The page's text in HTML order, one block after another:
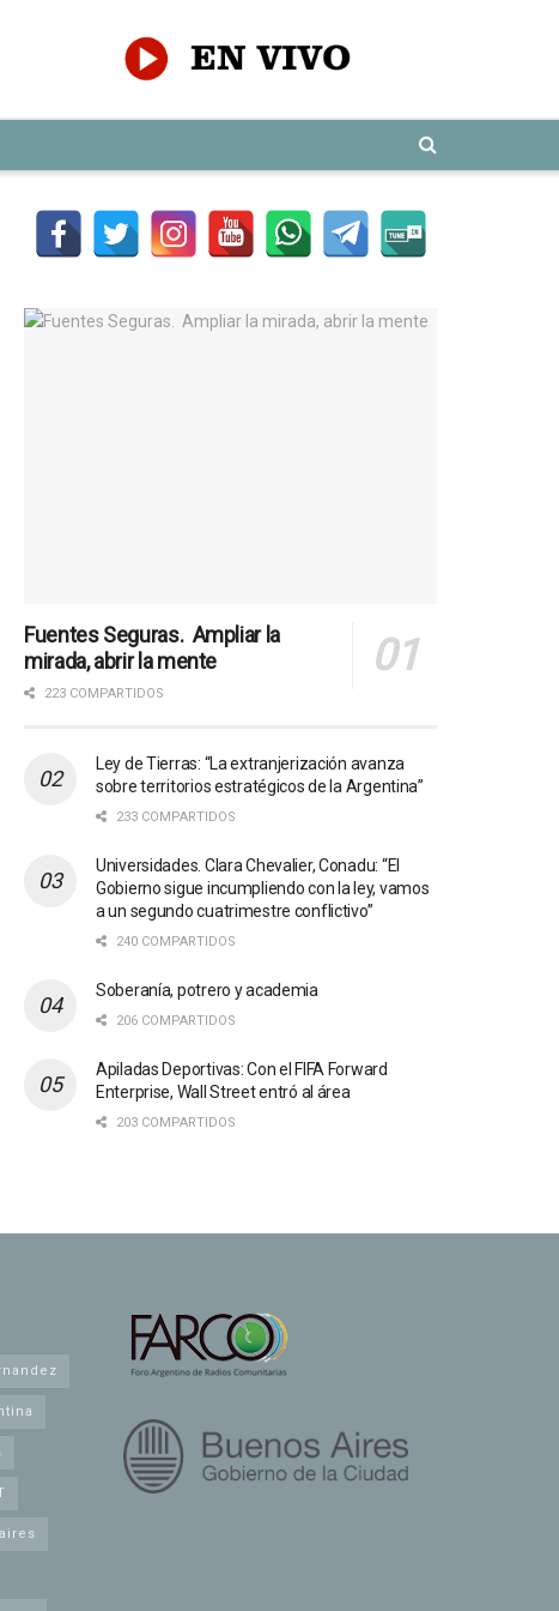
Fuentes Seguras. Ampliar la
mirada, abrir la mente
223 COMPARTIDOS
Ley de Tierras: “La extranjerización avanza
sobre territorios estratégicos de la Argentina”
233 COMPARTIDOS
Universidades. Clara Chevalier, Conadu: “El
Gobierno sigue incumpliendo con la ley, vamos
a un segundo cuatrimestre conflictivo”
240 COMPARTIDOS
Soberanía, potrero y academia
206 COMPARTIDOS
Apiladas Deportivas: Con el FIFA Forward
Enterprise, Wall Street entró al área
203 COMPARTIDOS